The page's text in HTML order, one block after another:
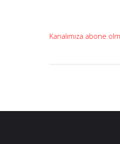
Kanalımıza abone